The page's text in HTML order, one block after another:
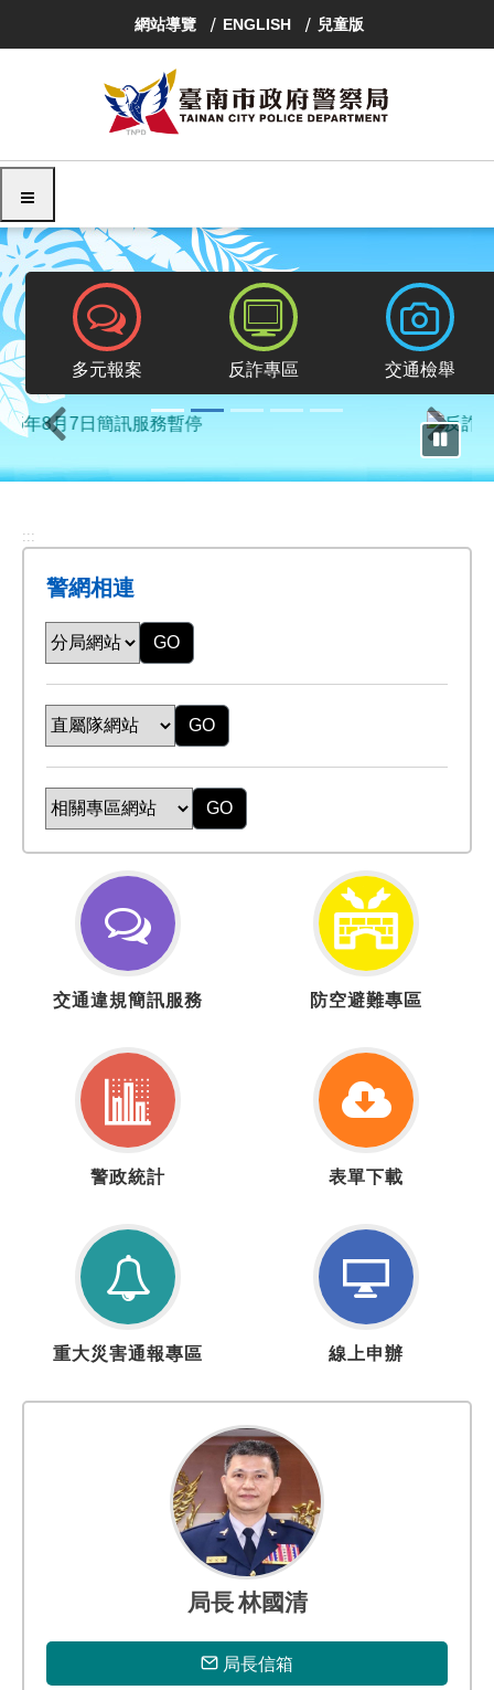
區
網站導覽 ENGLISH 兒童版
選單
報案專區
多元報案
反詐專區
反詐專區
交通檢舉
交通檢舉
暫停輪
上一則 下一則
:::
警網相連
GO
GO
GO
通
規
簡
服
務
交通違規簡訊服務
空
散
避
難
專
區
防空避難專區
政
計
警政統計
單
載
表單下載
大
重大災害通報專區
上
線上申辦
局長 林國清
局長信箱